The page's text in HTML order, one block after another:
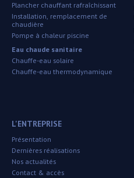
L'ENTREPRISE
Présentation
Dernières réalisations
Nos actualités
Contact & accès
Plancher chauffant rafraîchissant
Installation, remplacement de
chaudière
Pompe à chaleur piscine
Eau chaude sanitaire
Chauffe-eau solaire
Chauffe-eau thermodynamique